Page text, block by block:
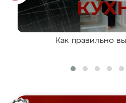
Как правильно